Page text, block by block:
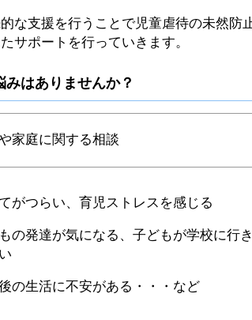
な支援を行うことで児童虐待の未然防
サポートを行っていきます。
みはありませんか？
家庭に関する相談
がつらい、育児ストレスを感じる
の発達が気になる、子どもが学校に行
後の生活に不安がある・・・な